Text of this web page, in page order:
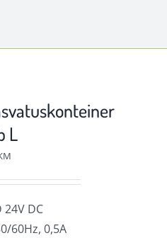
L
24V DC
60Hz, 0,5A